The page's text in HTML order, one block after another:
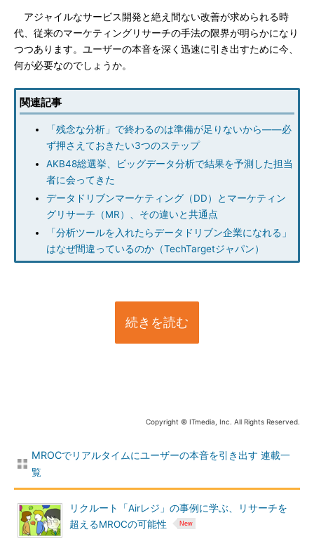
アジャイルなサービス開発と絶え間ない改善が求められる時
代、従来のマーケティングリサーチの手法の限界が明らかになり
つつあります。ユーザーの本音を深く迅速に引き出すために今、
何が必要なのでしょうか。
関連記事
「残念な分析」で終わるのは準備が足りないから――必
ず押さえておきたい3つのステップ
AKB48総選挙、ビッグデータ分析で結果を予測した担当
者に会ってきた
データドリブンマーケティング（DD）とマーケティン
グリサーチ（MR）、その違いと共通点
「分析ツールを入れたらデータドリブン企業になれる」
はなぜ間違っているのか（TechTargetジャパン）
続きを読む
Copyright © ITmedia, Inc. All Rights Reserved.
MROCでリアルタイムにユーザーの本音を引き出す 連載一
覧
リクルート「Airレジ」の事例に学ぶ、リサーチを
超えるMROCの可能性